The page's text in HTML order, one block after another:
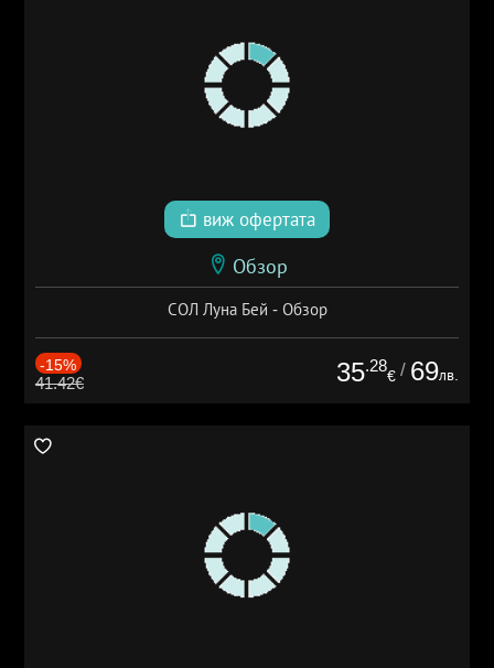
виж офертата
Обзор
СОЛ Луна Бей - Обзор
-15%
41.42€ 35.28
€ / 69лв.